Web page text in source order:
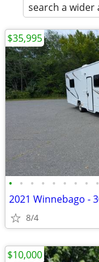
search a wider
• • • • • • • • •
2021 Winnebago -
8/4
$35,995
$10,000